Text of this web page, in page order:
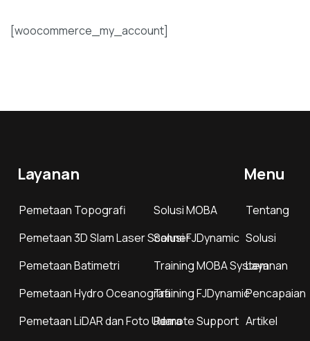
[woocommerce_my_account]
Layanan
Pemetaan Topografi
Pemetaan 3D Slam Laser Scanner
Pemetaan Batimetri
Pemetaan Hydro Oceanografi
Pemetaan LiDAR dan Foto Udara
Solusi MOBA
Solusi FJDynamic
Training MOBA System
Training FJDynamic
Remote Support
Menu
Tentang
Solusi
Layanan
Pencapaian
Artikel